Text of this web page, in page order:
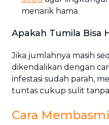
menarik hama.
Apakah Tumila Bisa
Jika jumlahnya masih
dikendalikan dengan
infestasi sudah parah,
tuntas cukup sulit
Cara